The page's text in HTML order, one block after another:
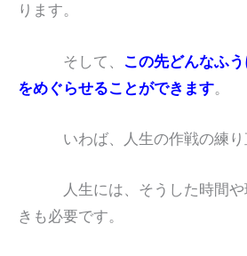
ります。
そして、 この先どんなふ
をめぐらせることができます。
いわば、人生の作戦の練り
人生には、そうした時間や
きも必要です。